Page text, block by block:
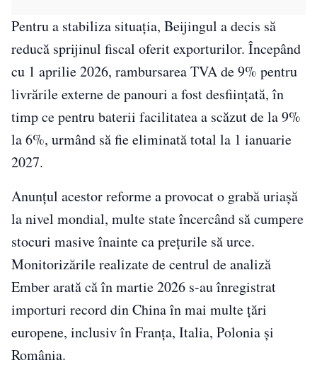
Pentru a stabiliza situația, Beijingul a decis să
reducă sprijinul fiscal oferit exporturilor. Începând
cu 1 aprilie 2026, rambursarea TVA de 9% pentru
livrările externe de panouri a fost desființată, în
timp ce pentru baterii facilitatea a scăzut de la 9%
la 6%, urmând să fie eliminată total la 1 ianuarie
2027.
Anunțul acestor reforme a provocat o grabă uriașă
la nivel mondial, multe state încercând să cumpere
stocuri masive înainte ca prețurile să urce.
Monitorizările realizate de centrul de analiză
Ember arată că în martie 2026 s-au înregistrat
importuri record din China în mai multe țări
europene, inclusiv în Franța, Italia, Polonia și
România.